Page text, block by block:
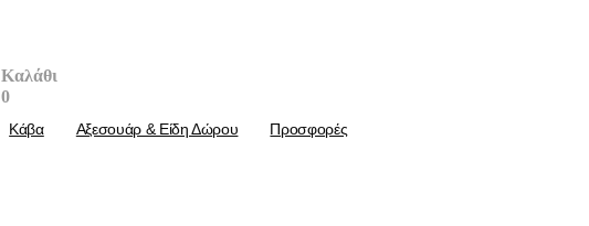
Καλάθι
0
Kάβα Αξεσουάρ & Είδη Δώρου Προσφορές